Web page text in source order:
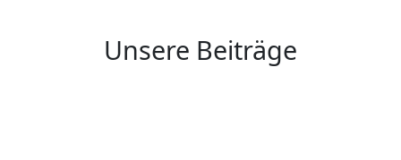
Unsere Beiträge